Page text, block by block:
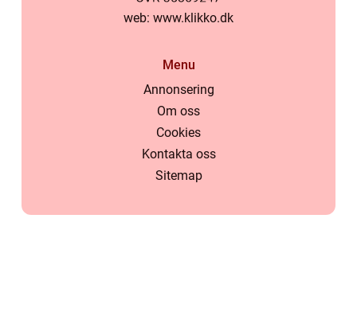
web: www.klikko.dk
Menu
Annonsering
Om oss
Cookies
Kontakta oss
Sitemap